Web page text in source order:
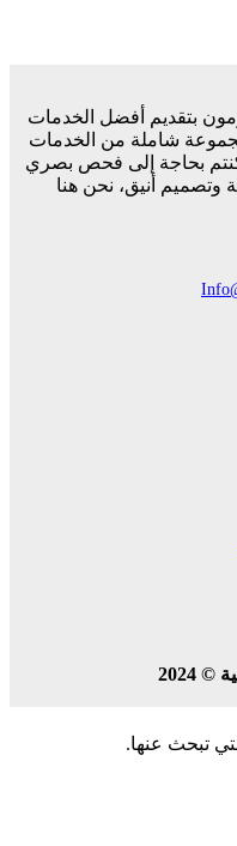
بتقديم أفضل الخدمات
مجموعة شاملة من الخدمات
كنتم بحاجة إلى فحص بصري
وتصميم أنيق، نحن هنا
تبحث عنها.